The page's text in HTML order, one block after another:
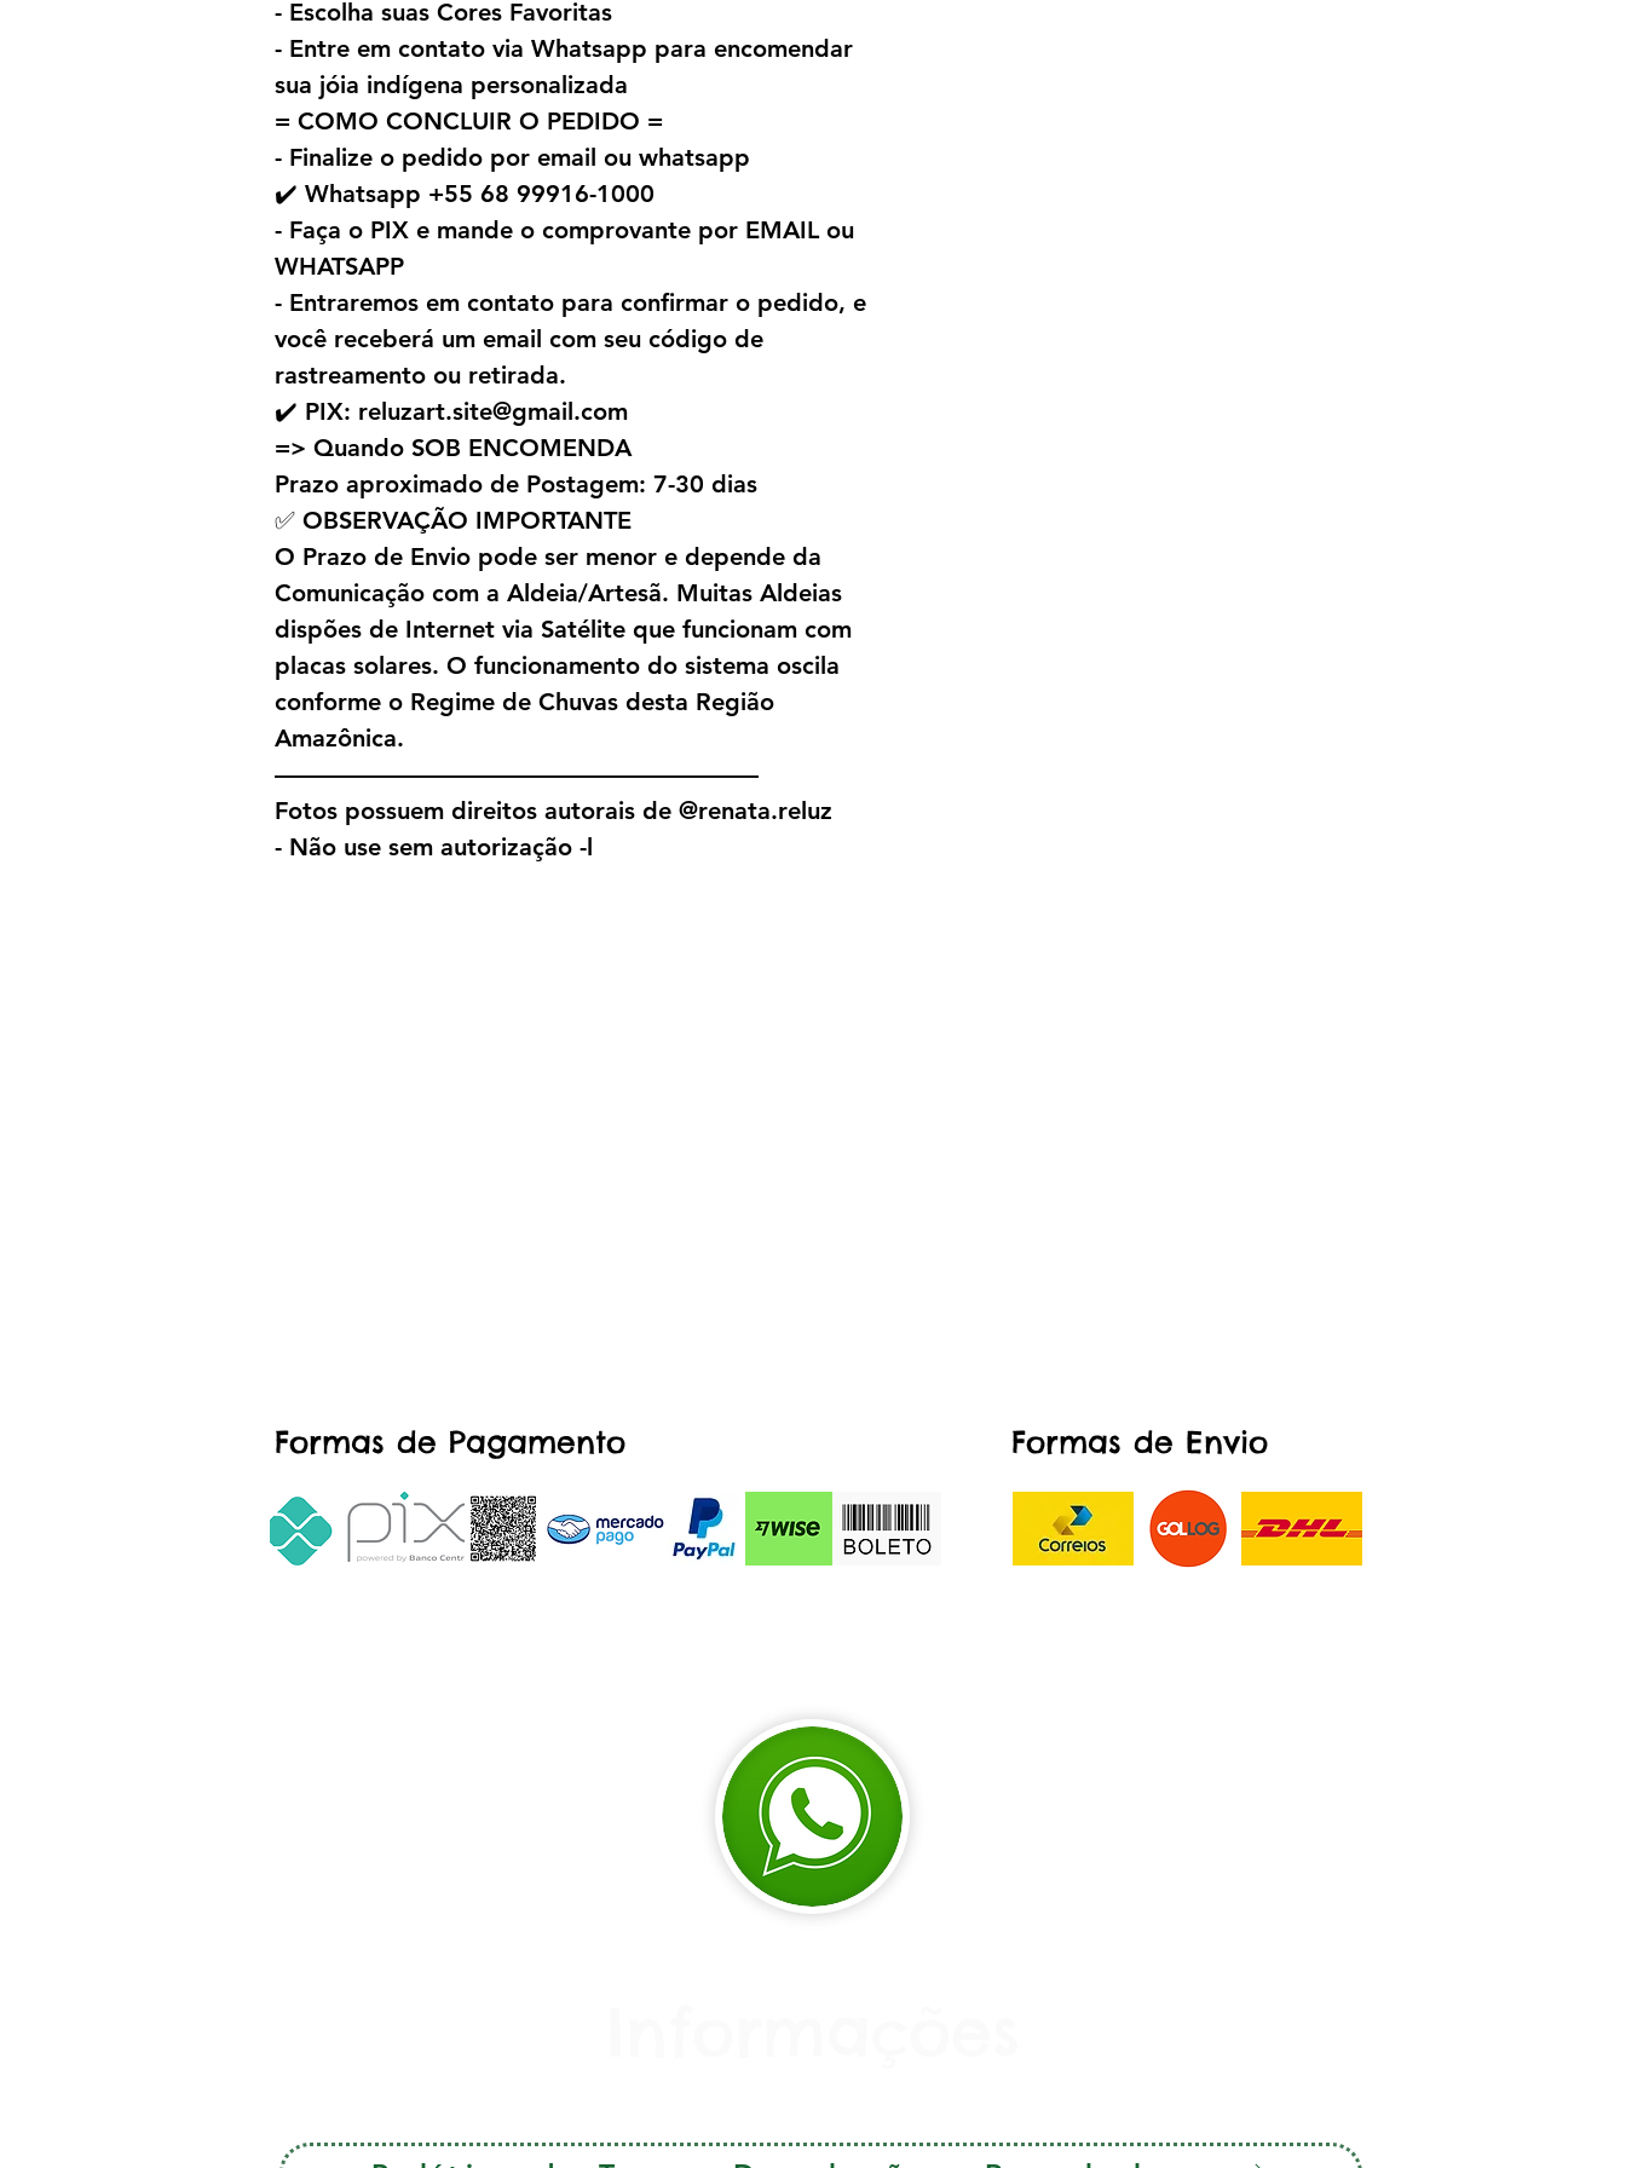
- Escolha suas Cores Favoritas
- Entre em contato via Whatsapp para encomendar
sua jóia indígena personalizada
= COMO CONCLUIR O PEDIDO =
- Finalize o pedido por email ou whatsapp
✔️ Whatsapp +55 68 99916-1000
- Faça o PIX e mande o comprovante por EMAIL ou
WHATSAPP
- Entraremos em contato para confirmar o pedido, e
você receberá um email com seu código de
rastreamento ou retirada.
✔️ PIX: reluzart.site@gmail.com
=> Quando SOB ENCOMENDA
Prazo aproximado de Postagem: 7-30 dias
✅ OBSERVAÇÃO IMPORTANTE
O Prazo de Envio pode ser menor e depende da
Comunicação com a Aldeia/Artesã. Muitas Aldeias
dispões de Internet via Satélite que funcionam com
placas solares. O funcionamento do sistema oscila
conforme o Regime de Chuvas desta Região
Amazônica.
————————————————————
Fotos possuem direitos autorais de @renata.reluz
- Não use sem autorização -l
Formas de Pagamento Formas de Envio